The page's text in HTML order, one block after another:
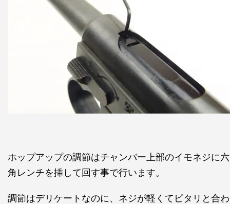
ホップアップの調節はチャンバー上部のイモネジに六
角レンチを挿して回す事で行います。
調節はデリケートなのに、ネジが軽くてピタリと合わ